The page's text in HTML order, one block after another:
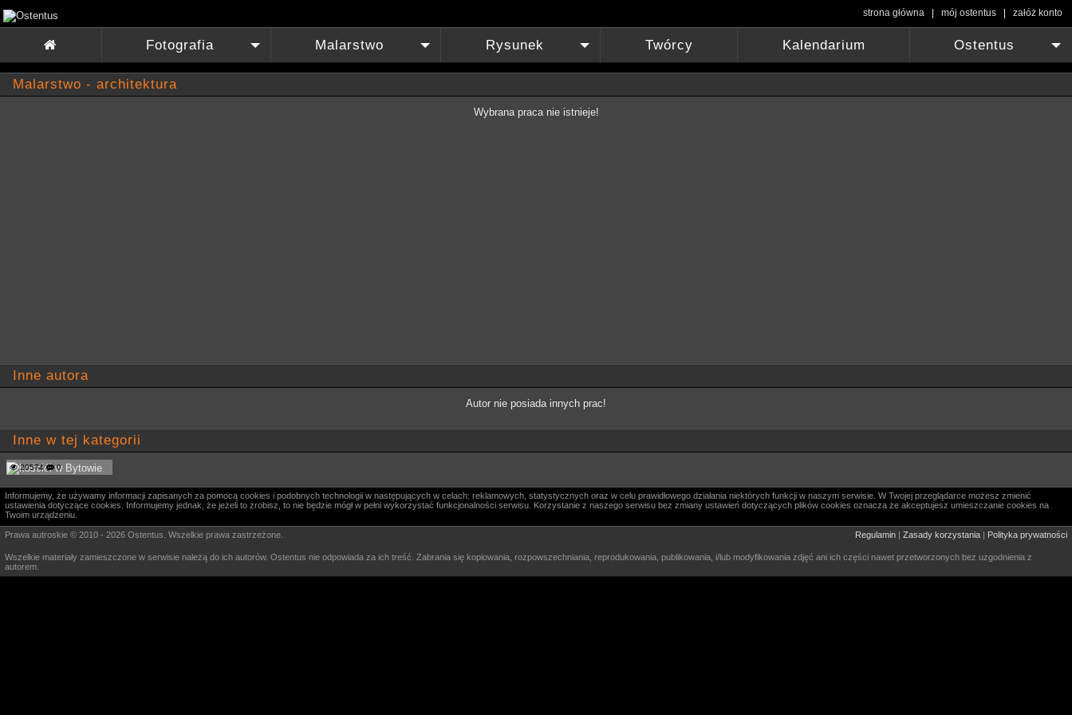
strona główna |mój ostentus |załóż konto

+
Fotografia
+
Malarstwo
+
Rysunek Twórcy
Kalendarium
+
Ostentus
Malarstwo - architektura
Wybrana praca nie istnieje!
Inne autora
Autor nie posiada innych prac!
Inne w tej kategorii
20574 0
Informujemy, że używamy informacji zapisanych za pomocą cookies i podobnych technologii w następujących w celach: reklamowych, statystycznych oraz w celu prawidłowego działania niektórych funkcji w naszym serwisie. W Twojej przeglądarce możesz zmienić
ustawienia dotyczące cookies. Informujemy jednak, że jeżeli to zrobisz, to nie będzie mógł w pełni wykorzystać funkcjonalności serwisu. Korzystanie z naszego serwisu bez zmiany ustawień dotyczących plików cookies oznacza że akceptujesz umieszczanie cookies na
Twoim urządzeniu.
Prawa autroskie © 2010 - 2026 Ostentus. Wszelkie prawa zastrzeżone. Regulamin | Zasady korzystania | Polityka prywatności
Wszelkie materiały zamieszczone w serwisie należą do ich autorów. Ostentus nie odpowiada za ich treść. Zabrania się kopiowania, rozpowszechniania, reprodukowania, publikowania, i/lub modyfikowania zdjęć ani ich części nawet przetworzonych bez uzgodnienia z
autorem.